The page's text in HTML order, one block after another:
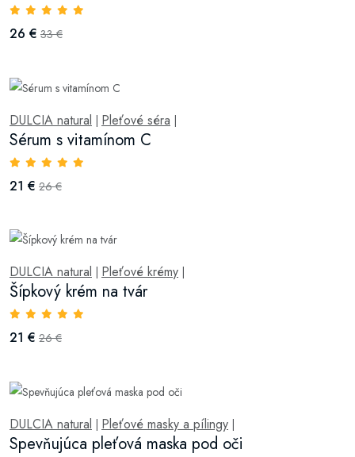
26 € 33 €
DULCIA natural | Pleťové séra |
Sérum s vitamínom C
21 € 26 €
DULCIA natural Pleťové krémy
Šípkový krém na tvár
21 € 26 €
DULCIA natural Pleťové masky a pílingy
Spevňujúca pleťová maska pod oči